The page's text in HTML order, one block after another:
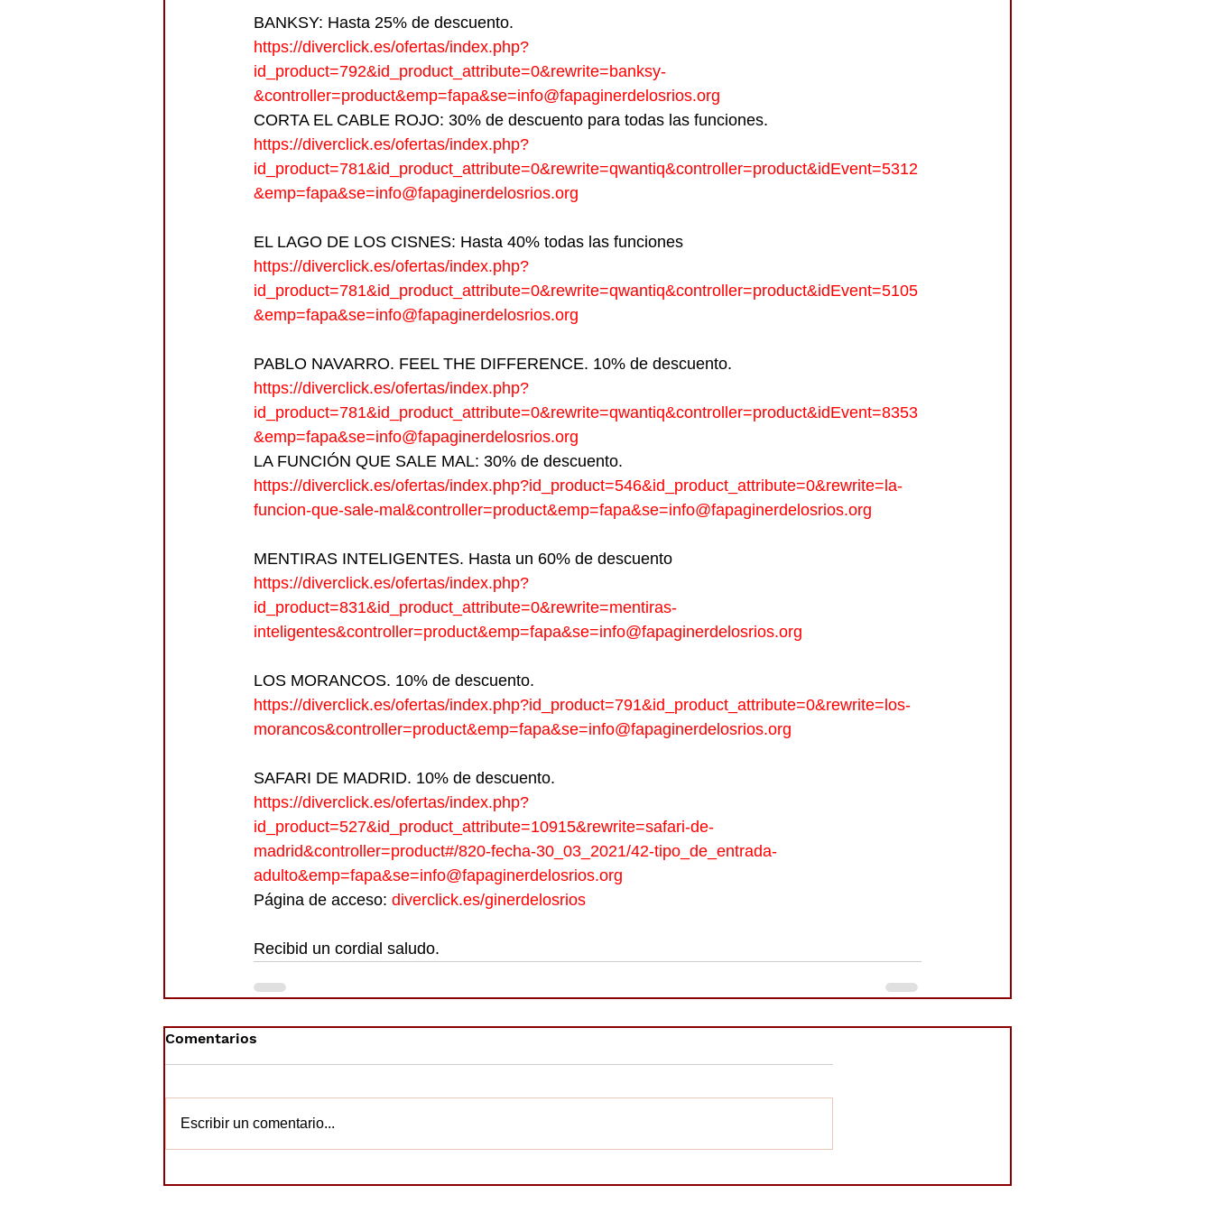
BANKSY: Hasta 25% de descuento.
https://diverclick.es/ofertas/index.php?
id_product=792&id_product_attribute=0&rewrite=banksy-
&controller=product&emp=fapa&se=info@fapaginerdelosrios.org
CORTA EL CABLE ROJO: 30% de descuento para todas las funciones.
https://diverclick.es/ofertas/index.php?
id_product=781&id_product_attribute=0&rewrite=qwantiq&controller=product&idEvent=5312
&emp=fapa&se=info@fapaginerdelosrios.org
EL LAGO DE LOS CISNES: Hasta 40% todas las funciones
https://diverclick.es/ofertas/index.php?
id_product=781&id_product_attribute=0&rewrite=qwantiq&controller=product&idEvent=5105
&emp=fapa&se=info@fapaginerdelosrios.org
PABLO NAVARRO. FEEL THE DIFFERENCE. 10% de descuento.
https://diverclick.es/ofertas/index.php?
id_product=781&id_product_attribute=0&rewrite=qwantiq&controller=product&idEvent=8353
&emp=fapa&se=info@fapaginerdelosrios.org
LA FUNCIÓN QUE SALE MAL: 30% de descuento.
https://diverclick.es/ofertas/index.php?id_product=546&id_product_attribute=0&rewrite=la-
funcion-que-sale-mal&controller=product&emp=fapa&se=info@fapaginerdelosrios.org
MENTIRAS INTELIGENTES. Hasta un 60% de descuento
https://diverclick.es/ofertas/index.php?
id_product=831&id_product_attribute=0&rewrite=mentiras-
inteligentes&controller=product&emp=fapa&se=info@fapaginerdelosrios.org
LOS MORANCOS. 10% de descuento.
https://diverclick.es/ofertas/index.php?id_product=791&id_product_attribute=0&rewrite=los-
morancos&controller=product&emp=fapa&se=info@fapaginerdelosrios.org
SAFARI DE MADRID. 10% de descuento.
https://diverclick.es/ofertas/index.php?
id_product=527&id_product_attribute=10915&rewrite=safari-de-
madrid&controller=product#/820-fecha-30_03_2021/42-tipo_de_entrada-
adulto&emp=fapa&se=info@fapaginerdelosrios.org
Página de acceso: diverclick.es/ginerdelosrios
Recibid un cordial saludo.
Comentarios
Escribir un comentario...